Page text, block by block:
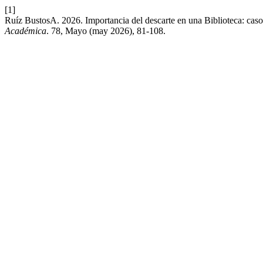
[1]
Ruíz BustosA. 2026. Importancia del descarte en una Biblioteca:
Académica. 78, Mayo (may 2026), 81-108.